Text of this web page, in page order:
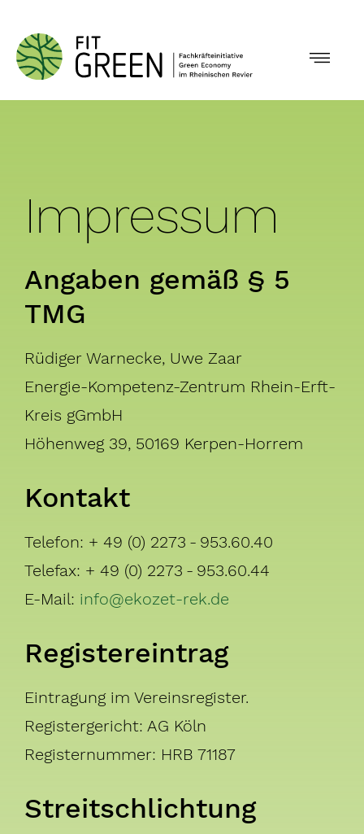
content
Aktuelles
Glossar
Kontakt
Impressum
Angaben gemäß § 5
TMG
Rüdiger Warnecke, Uwe Zaar
Energie-Kompetenz-Zentrum Rhein-Erft-
Kreis gGmbH
Höhenweg 39, 50169 Kerpen-Horrem
Kontakt
Telefon: + 49 (0) 2273 - 953.60.40
Telefax: + 49 (0) 2273 - 953.60.44
E-Mail: info@ekozet-rek.de
Registereintrag
Eintragung im Vereinsregister.
Registergericht: AG Köln
Registernummer: HRB 71187
Streitschlichtung